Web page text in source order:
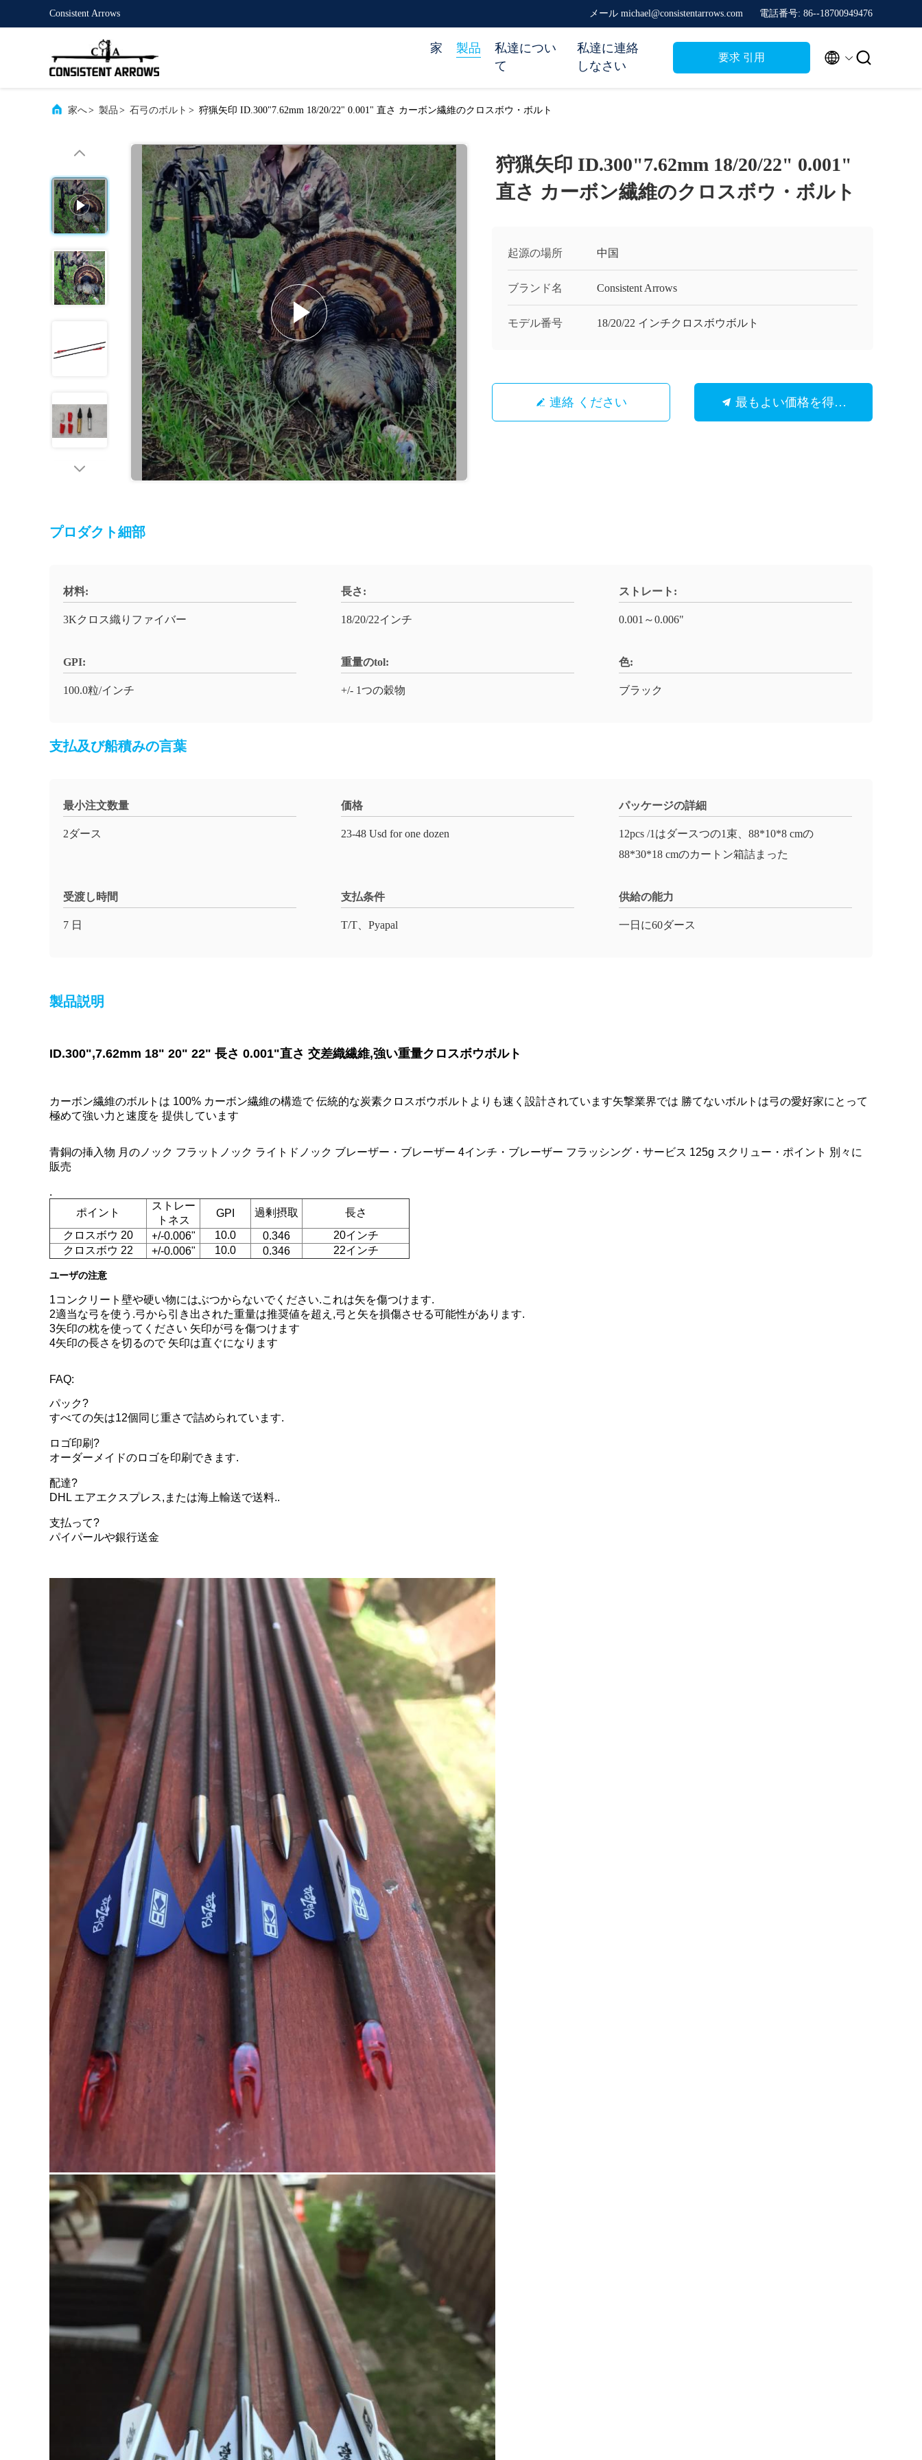
Consistent Arrows メール michael@consistentarrows.com 電話番号: 86--18700949476
家 製品
私達につい
て
私達に連絡
しなさい
要求 引用  
家へ> 製品 > 石弓のボルト > 狩猟矢印 ID.300"7.62mm 18/20/22" 0.001" 直さ カーボン繊維のクロスボウ・ボルト
狩猟矢印 ID.300"7.62mm 18/20/22" 0.001"
直さ カーボン繊維のクロスボウ・ボルト
起源の場所 中国
ブランド名 Consistent Arrows
モデル番号 18/20/22 インチクロスボウボルト
連絡 ください 最もよい価格を得なさい
プロダクト細部
材料:
3Kクロス織りファイバー
長さ:
18/20/22インチ
ストレート:
0.001～0.006"
GPI:
100.0粒/インチ
重量のtol:
+/- 1つの穀物
色:
ブラック
支払及び船積みの言葉
最小注文数量
2ダース
価格
23-48 Usd for one dozen
パッケージの詳細
12pcs /1はダースつの1束、88*10*8 cmの
88*30*18 cmのカートン箱詰まった
受渡し時間
7 日
支払条件
T/T、Pyapal
供給の能力
一日に60ダース
製品説明
ID.300",7.62mm 18" 20" 22" 長さ 0.001"直さ 交差織繊維,強い重量クロスボウボルト
カーボン繊維のボルトは 100% カーボン繊維の構造で 伝統的な炭素クロスボウボルトよりも速く設計されています矢撃業界では 勝てないボルトは弓の愛好家にとって
極めて強い力と速度を 提供しています
青銅の挿入物 月のノック フラットノック ライトドノック ブレーザー・ブレーザー 4インチ・ブレーザー フラッシング・サービス 125g スクリュー・ポイント 別々に
販売
.
ポイント
ストレー
トネス
GPI 過剰摂取
長さ
クロスボウ 20
+/-0.006" 10.0 0.346
20インチ
クロスボウ 22
+/-0.006" 10.0 0.346 22インチ
ユーザの注意
1コンクリート壁や硬い物にはぶつからないでください.これは矢を傷つけます.
2適当な弓を使う.弓から引き出された重量は推奨値を超え,弓と矢を損傷させる可能性があります.
3矢印の枕を使ってください 矢印が弓を傷つけます
4矢印の長さを切るので 矢印は直ぐになります
FAQ:
パック?
すべての矢は12個同じ重さで詰められています.
ロゴ印刷?
オーダーメイドのロゴを印刷できます.
配達?
DHL エアエクスプレス,または海上輸送で送料..
支払って?
パイパールや銀行送金